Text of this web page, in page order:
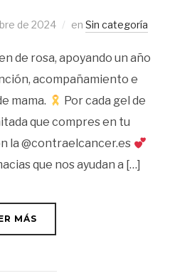
de 2024 en Sin categoría
de rosa, apoyando un año
acompañamiento e
mama.
Por cada gel de
que compres en tu
la @contraelcancer.es
que nos ayudan a […]
MÁS